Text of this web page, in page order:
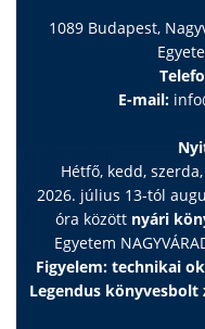
1089 Budapest,
E-mail:
Hétfő, kedd,
2026. július 13-tól
óra között nyári
Egyetem
Figyelem: technikai
Legendus könyvesbolt